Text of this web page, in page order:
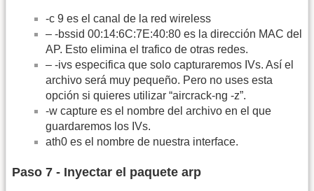
-c 9 es el canal de la red wireless
– -bssid 00:14:6C:7E:40:80 es la dirección MAC del
AP. Esto elimina el trafico de otras redes.
– -ivs especifica que solo capturaremos IVs. Así el
archivo será muy pequeño. Pero no uses esta
opción si quieres utilizar “aircrack-ng -z”.
-w capture es el nombre del archivo en el que
guardaremos los IVs.
ath0 es el nombre de nuestra interface.
Paso 7 - Inyectar el paquete arp